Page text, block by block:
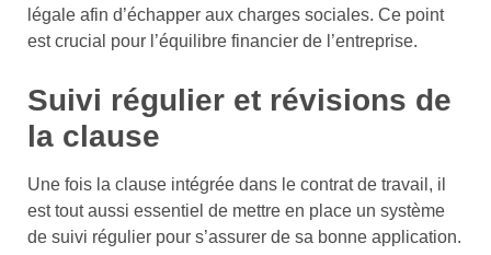
légale afin d’échapper aux charges sociales. Ce point
est crucial pour l’équilibre financier de l’entreprise.
Suivi régulier et révisions de
la clause
Une fois la clause intégrée dans le contrat de travail, il
est tout aussi essentiel de mettre en place un système
de suivi régulier pour s’assurer de sa bonne application.